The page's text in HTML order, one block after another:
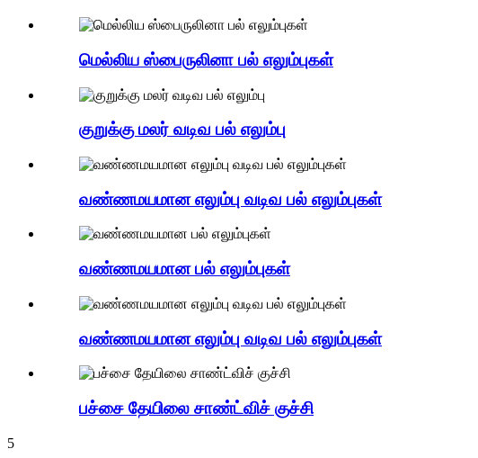
மெல்லிய ஸ்பைருலினா பல் எலும்புகள்
குறுக்கு மலர் வடிவ பல் எலும்பு
வண்ணமயமான எலும்பு வடிவ பல் எலும்புகள்
வண்ணமயமான பல் எலும்புகள்
வண்ணமயமான எலும்பு வடிவ பல் எலும்புகள்
பச்சை தேயிலை சாண்ட்விச் குச்சி
5